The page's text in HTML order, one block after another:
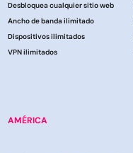
Desbloquea cualquier sitio web
Ancho de banda ilimitado
Dispositivos ilimitados
VPN ilimitados
AMÉRICA